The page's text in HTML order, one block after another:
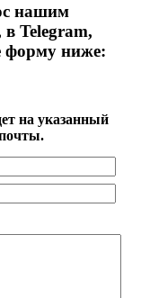
нашим
Telegram,
форму ниже:
на указанный